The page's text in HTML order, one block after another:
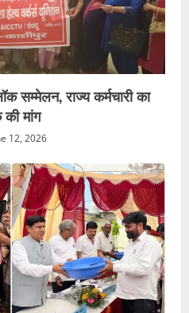
सम्मेलन, राज्य कर्मचारी का
मांग
12, 2026